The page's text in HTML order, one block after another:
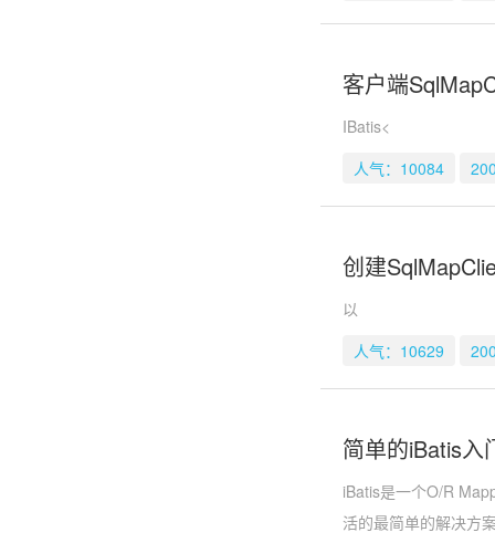
客户端
IBatis<
人气：10084
创建
以
人气：10629
简单的iBatis入
iBatis是一个O/R
活的最简单的解决方